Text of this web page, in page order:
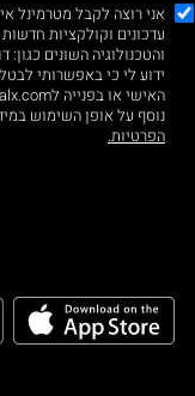
אני רוצה לקבל מטרמינל
עדכונים וקולקציות
והטכנולוגיה השונים
ידוע לי כי באפשרותי
נוסף על אופן השימוש
הפרטיות.